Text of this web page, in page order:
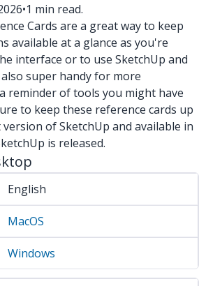
•1 min read.
Cards are a great way to keep
available at a glance as you're
interface or to use SketchUp and
super handy for more
reminder of tools you might have
to keep these reference cards up
of SketchUp and available in
is released.
English
MacOS
Windows